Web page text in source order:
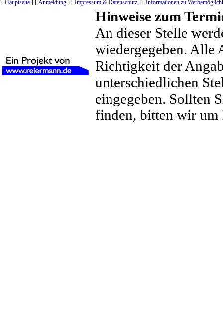
[ Hauptseite ] [ Anmeldung ] [ Impressum & Datenschutz ] [ Informationen zu
Hinweise zum
An dieser Stelle
wiedergegeben. Alle
Richtigkeit der
unterschiedlichen
eingegeben. Sollten
finden, bitten wir um